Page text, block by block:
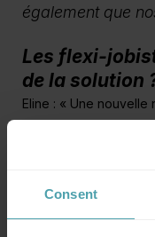
Consent
également que
Les flexi-
de la solution
Eline : « Une nouvelle
d'appoint avait
passé. Mais depuis
choisissent souvent